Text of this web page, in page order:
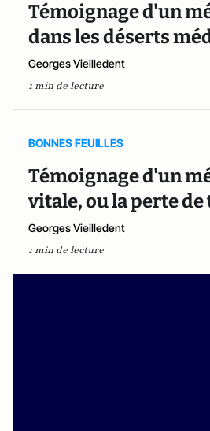
Témoignage d'un
dans les déserts
Georges Vieilledent
1 min de lecture
BONNES FEUILLES
Témoignage d'un
vitale, ou la perte de
Georges Vieilledent
1 min de lecture